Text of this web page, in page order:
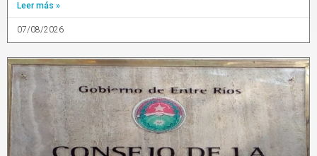
Leer más »
07/08/2026